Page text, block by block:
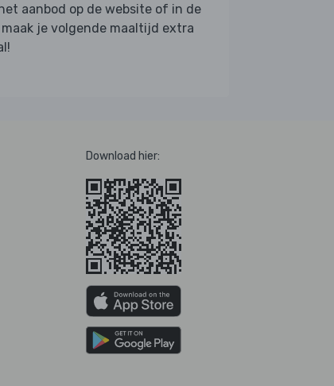
aanbod op de website of in de
maak je volgende maaltijd extra
Download hier: